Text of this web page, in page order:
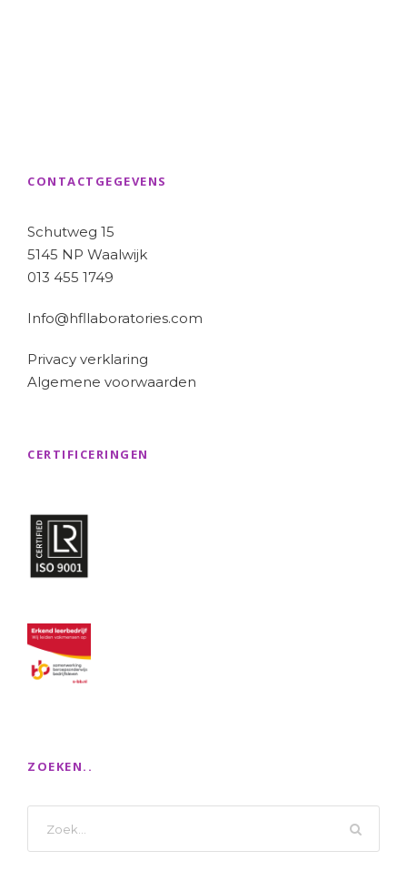
CONTACTGEGEVENS
Schutweg 15
5145 NP Waalwijk
013 455 1749
Info@hfllaboratories.com
Privacy verklaring
Algemene voorwaarden
CERTIFICERINGEN
ZOEKEN..